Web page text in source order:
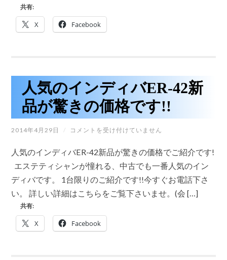
別
の
ド
バ
イ
ス
出
る
う
に
な
り
は
共有:
X Facebook
人気のインディバER-42新
品が驚きの価格です!!
2014年4月29日 /
人
イ
ン
ィ
バ
ER-
新
品
が
コメントを受け付けていません
人気のインディバER-42新品が驚きの価格でご紹介です!
エステティシャンが憧れる、中古でも一番人気のイン
ディバです。 1台限りのご紹介です!!今すぐお電話下さ
い。 詳しい詳細はこちらをご覧下さいませ。(会 […]
共有:
X Facebook